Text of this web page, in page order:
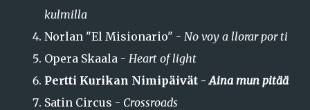
kulmilla
Norlan "El Misionario" - No voy a llorar por ti
Opera Skaala - Heart of light
Pertti Kurikan Nimipäivät -Aina mun pitää
Satin Circus - Crossroads